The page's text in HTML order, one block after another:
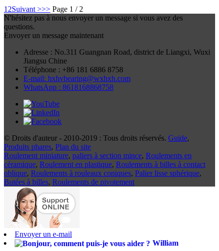
1 2Suivant >>> Page 1 / 2
N'hésitez pas à nous envoyer un message si vous avez des
questions.
Envoyer un message maintenant
Adresse : No.311 Guangnan Road, district de Liangxi, Wuxi
Jiangsu Chine
Téléphone : +86 181 6886 8758
E-mail: hxhvbearing@wxhxh.com
WhatsApp : 8618168868758
© Droits d'auteur - 2010-2019 : Tous droits réservés. Guide,
Produits phares, Plan du site
Roulement miniature, paliers à section mince, Roulements en
céramique, Roulement en plastique, Roulements à billes à contact
oblique, Roulements à rouleaux coniques, Palier lisse sphérique,
Butées à billes, Roulements de pivotement
Envoyer un e-mail
William